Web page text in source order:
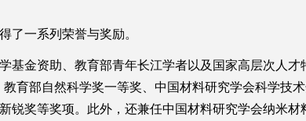
了一系列荣誉与奖励。
基金资助、教育部青年长江学者以及国家高层次人
育部自然科学奖一等奖、中国材料研究学会科学技
锐奖等奖项。此外，还兼任中国材料研究学会纳米